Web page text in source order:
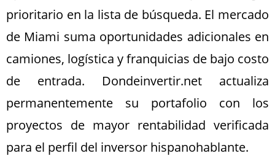
prioritario en la lista de búsqueda. El mercado
de Miami suma oportunidades adicionales en
camiones, logística y franquicias de bajo costo
de entrada. Dondeinvertir.net actualiza
permanentemente su portafolio con los
proyectos de mayor rentabilidad verificada
para el perfil del inversor hispanohablante.